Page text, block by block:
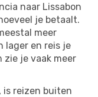
naar Lissabon
je betaalt.
meer
lager en reis je
zie je vaak meer
is reizen buiten